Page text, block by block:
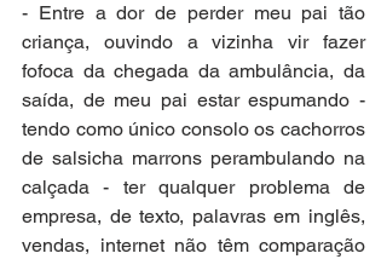
- Entre a dor de perder meu pai tão
criança, ouvindo a vizinha vir fazer
fofoca da chegada da ambulância, da
saída, de meu pai estar espumando -
tendo como único consolo os cachorros
de salsicha marrons perambulando na
calçada - ter qualquer problema de
empresa, de texto, palavras em inglês,
vendas, internet não têm comparação